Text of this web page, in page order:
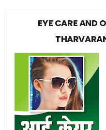
EYE CARE AND